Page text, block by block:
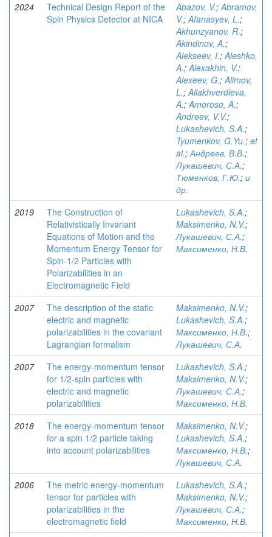
2024
Technical Design Report of the
Spin Physics Detector at NICA
Abazov, V.;Abramov,
V.;Afanasyev, L.;
Akhunzyanov, R.;
Akindinov, A.;
Alekseev, I.;Aleshko,
A.;Alexakhin, V.;
Alexeev, G.;Alimov,
L.;Allakhverdieva,
A.;Amoroso, A.;
Andreev, V.V.;
Lukashevich, S.A.;
Tyumenkov, G.Yu.; et
al.;Андреев, В.В.;
Лукашевич, С.А.;
Тюменков, Г.Ю.; и
др.
2019
The Construction of
Relativistically Invariant
Equations of Motion and the
Momentum Energy Tensor for
Spin-1/2 Particles with
Polarizabilities in an
Electromagnetic Field
Lukashevich, S.A.;
Maksimenko, N.V.;
Лукашевич, С.А.;
Максименко, Н.В.
2007
The description of the static
electric and magnetic
polarizabilities in the covariant
Lagrangian formalism
Maksimenko, N.V.;
Lukashevich, S.A.;
Максименко, Н.В.;
Лукашевич, С.А.
2007
The energy-momentum tensor
for 1/2-spin particles with
electric and magnetic
polarizabilities
Lukashevich, S.A.;
Maksimenko, N.V.;
Лукашевич, С.А.;
Максименко, Н.В.
2018
The energy-momentum tensor
for a spin 1/2 particle taking
into account polarizabilities
Maksimenko, N.V.;
Lukashevich, S.A.;
Максименко, Н.В.;
Лукашевич, С.А.
2006
The metric energy-momentum
tensor for particles with
polarizabilities in the
electromagnetic field
Lukashevich, S.A.;
Maksimenko, N.V.;
Лукашевич, С.А.;
Максименко, Н.В.